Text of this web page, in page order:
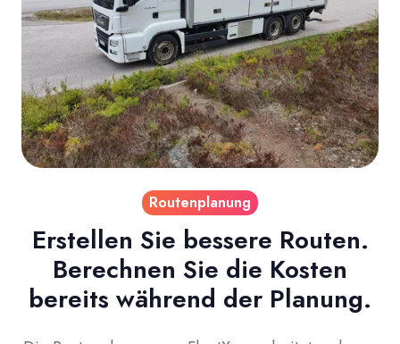
Routenplanung
Erstellen Sie bessere Routen.
Berechnen Sie die Kosten
bereits während der Planung.